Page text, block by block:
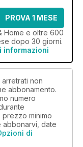
PROVA 1 MESE
Home e oltre 600
dopo 30 giorni.
informazioni
non
abbonamento.
numero
minimo
abbonarvi, date
di